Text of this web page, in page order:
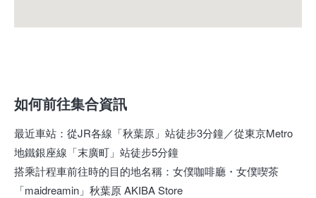
如何前往集合資訊
最近車站 ： 從JR各線「秋葉原」站徒步3分鐘／從東京Metro
地鐵銀座線「末廣町」站徒步5分鐘
搭乘計程車前往時的目的地名稱 ： 女僕咖啡廳・女僕喫茶
「maidreamin」秋葉原 AKIBA Store